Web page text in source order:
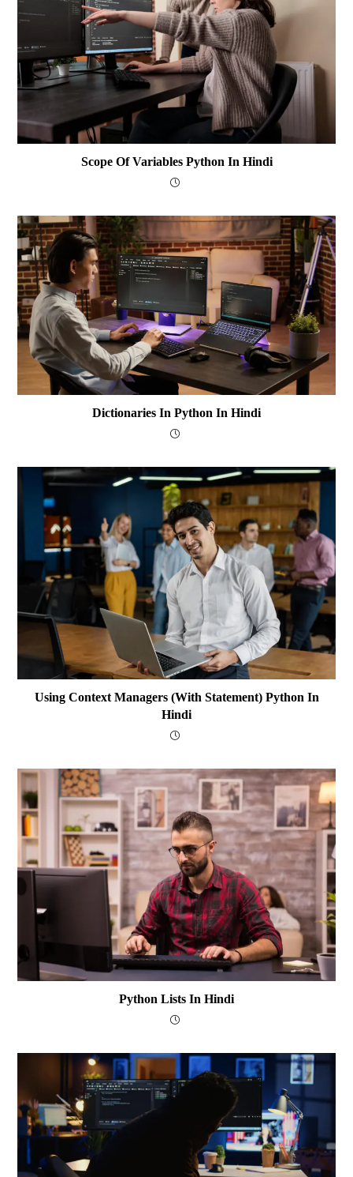
Scope Of Variables Python In Hindi
Dictionaries In Python In Hindi
Using Context Managers (with Statement) Python In
Hindi
Python Lists In Hindi